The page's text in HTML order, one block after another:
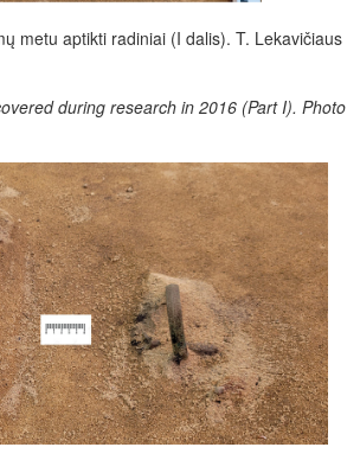
metu aptikti radiniai (I dalis). T. Lekavičiaus
during research in 2016 (Part I). Photo